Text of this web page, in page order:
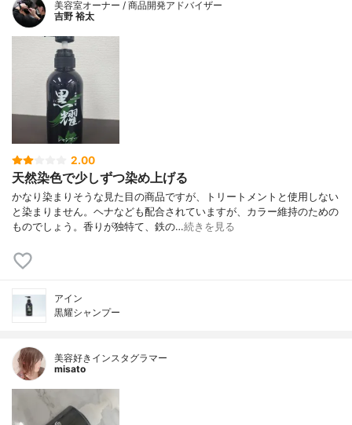
美容室オーナー / 商品開発アドバイザー
吉野 裕太
2.00
天然染色で少しずつ染め上げる
かなり染まりそうな見た目の商品ですが、トリートメントと使用しない
と染まりません。ヘナなども配合されていますが、カラー維持のための
ものでしょう。香りが独特て、鉄の…続きを見る
アイン
黒耀シャンプー
美容好きインスタグラマー
misato